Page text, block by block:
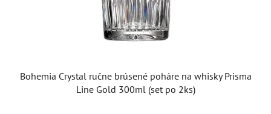
Bohemia Crystal ručne brúsené poháre na whisky Prisma
Line Gold 300ml (set po 2ks)